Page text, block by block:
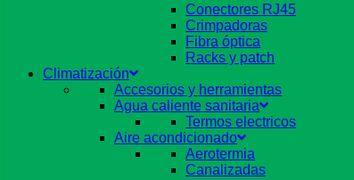
Conectores RJ45
Crimpadoras
Fibra óptica
Racks y patch
Climatización
Accesorios y herramientas
Agua caliente sanitaria
Termos electricos
Aire acondicionado
Aerotermia
Canalizadas